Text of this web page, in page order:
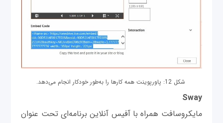
شکل 12: پاورپوینت همه کارها را به‌طور خودکار انجام می‌دهد.
Sway
مایکروسافت همراه با آفیس آنلاین برنامه‌ای تحت عنوان